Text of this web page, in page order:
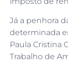
Já a penhora
determinada
Paula Cristina
Trabalho de